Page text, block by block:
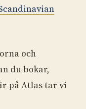
och
du bokar,
på Atlas tar vi